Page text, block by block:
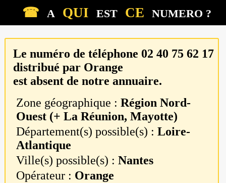
☎ A QUI EST CE NUMERO ?
Le numéro de téléphone 02 40 75 62 17
distribué par Orange
est absent de notre annuaire.
Zone géographique :Région Nord-
Ouest (+ La Réunion, Mayotte)
Département(s) possible(s) :Loire-
Atlantique
Ville(s) possible(s) :Nantes
Opérateur : Orange